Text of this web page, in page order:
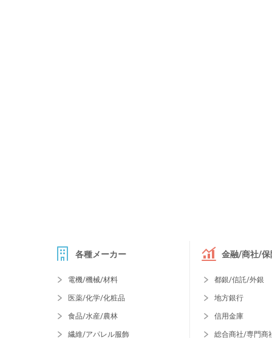
各種メーカー
電機/機械/材料
医薬/化学/化粧品
食品/水産/農林
繊維/アパレル服飾
金融/商社/保
都銀/信託/外銀
地方銀行
信用金庫
総合商社/専門商